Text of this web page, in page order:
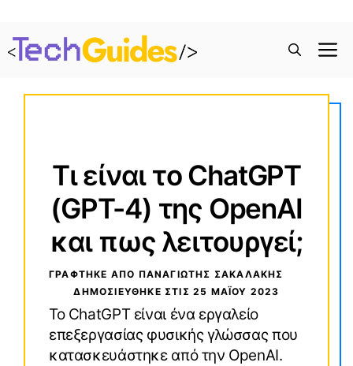
Τι είναι το ChatGPT
(GPT-4) της OpenAI
και πως λειτουργεί;
ΓΡΑΦΤΗΚΕ ΑΠΟ ΠΑΝΑΓΙΏΤΗΣ ΣΑΚΑΛΆΚΗΣ
ΔΗΜΟΣΙΕΥΘΗΚΕ ΣΤΙΣ 25 ΜΑΪ́ΟΥ 2023
Το ChatGPT είναι ένα εργαλείο
επεξεργασίας φυσικής γλώσσας που
κατασκευάστηκε από την OpenAI.